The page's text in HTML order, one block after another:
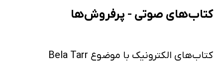
کتاب‌های صوتی - پرفروش‌ها
کتاب‌های الکترونیک با موضوع Bela Tarr